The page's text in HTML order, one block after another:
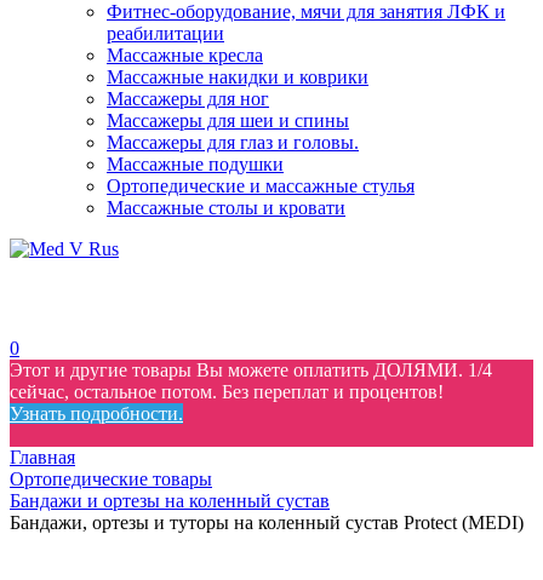
Фитнес-оборудование, мячи для занятия ЛФК и
реабилитации
Массажные кресла
Массажные накидки и коврики
Массажеры для ног
Массажеры для шеи и спины
Массажеры для глаз и головы.
Массажные подушки
Ортопедические и массажные стулья
Массажные столы и кровати
0
Этот и другие товары Вы можете оплатить ДОЛЯМИ. 1/4
сейчас, остальное потом. Без переплат и процентов!
Узнать подробности.
Главная
Ортопедические товары
Бандажи и ортезы на коленный сустав
Бандажи, ортезы и туторы на коленный сустав Protect (MEDI)